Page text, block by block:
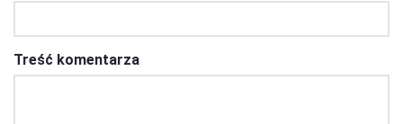
Treść komentarza